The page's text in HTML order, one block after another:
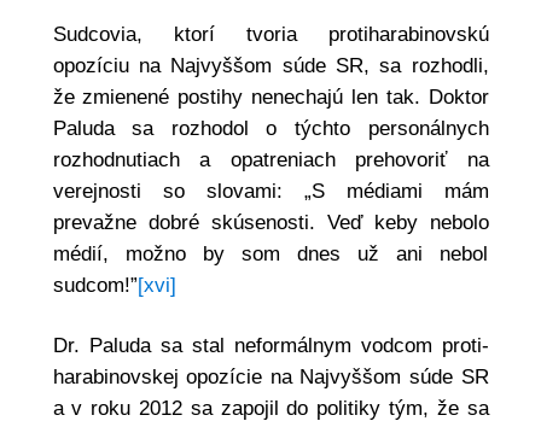
Sudcovia, ktorí tvoria protiharabinovskú
opozíciu na Najvyššom súde SR, sa rozhodli,
že zmienené postihy nenechajú len tak. Doktor
Paluda sa rozhodol o týchto personálnych
rozhodnutiach a opatreniach prehovoriť na
verejnosti so slovami: „S médiami mám
prevažne dobré skúsenosti. Veď keby nebolo
médií, možno by som dnes už ani nebol
sudcom!”[xvi]
Dr. Paluda sa stal neformálnym vodcom proti-
harabinovskej opozície na Najvyššom súde SR
a v roku 2012 sa zapojil do politiky tým, že sa